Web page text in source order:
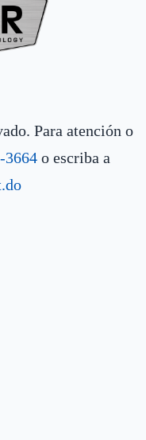
Para atención o
3664 o escriba a